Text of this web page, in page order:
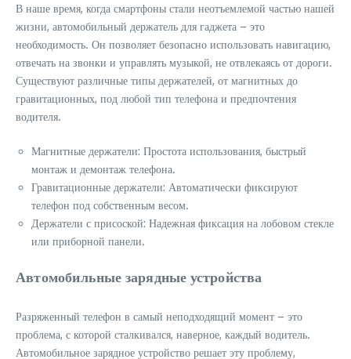
В наше время, когда смартфоны стали неотъемлемой частью нашей
жизни, автомобильный держатель для гаджета – это
необходимость. Он позволяет безопасно использовать навигацию,
отвечать на звонки и управлять музыкой, не отвлекаясь от дороги.
Существуют различные типы держателей, от магнитных до
гравитационных, под любой тип телефона и предпочтения
водителя.
Магнитные держатели: Простота использования, быстрый
монтаж и демонтаж телефона.
Гравитационные держатели: Автоматически фиксируют
телефон под собственным весом.
Держатели с присоской: Надежная фиксация на лобовом стекле
или приборной панели.
Автомобильные зарядные устройства
Разряженный телефон в самый неподходящий момент – это
проблема, с которой сталкивался, наверное, каждый водитель.
Автомобильное зарядное устройство решает эту проблему,